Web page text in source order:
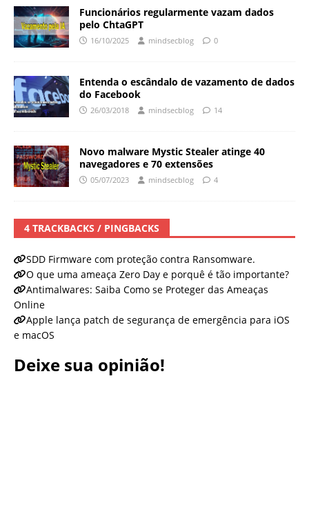
Funcionários regularmente vazam dados
pelo ChtaGPT
16/10/2025 mindsecblog 0
Entenda o escândalo de vazamento de dados
do Facebook
26/03/2018 mindsecblog 14
Novo malware Mystic Stealer atinge 40
navegadores e 70 extensões
05/07/2023 mindsecblog 4
4 TRACKBACKS / PINGBACKS
SDD Firmware com proteção contra Ransomware.
O que uma ameaça Zero Day e porquê é tão importante?
Antimalwares: Saiba Como se Proteger das Ameaças
Online
Apple lança patch de segurança de emergência para iOS
e macOS
Deixe sua opinião!